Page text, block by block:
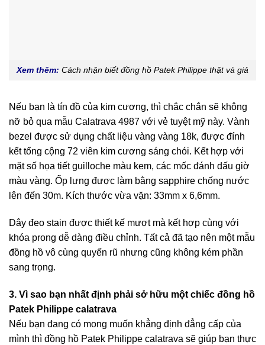
Xem thêm: Cách nhận biết đồng hồ Patek Philippe thật và giả
Nếu bạn là tín đồ của kim cương, thì chắc chắn sẽ không
nỡ bỏ qua mẫu Calatrava 4987 với vẻ tuyệt mỹ này. Vành
bezel được sử dụng chất liệu vàng vàng 18k, được đính
kết tổng cộng 72 viên kim cương sáng chói. Kết hợp với
mặt số họa tiết guilloche màu kem, các mốc đánh dấu giờ
màu vàng. Ốp lưng được làm bằng sapphire chống nước
lên đến 30m. Kích thước vừa vặn: 33mm x 6,6mm.
Dây đeo stain được thiết kế mượt mà kết hợp cùng với
khóa prong dễ dàng điều chỉnh. Tất cả đã tạo nên một mẫu
đồng hồ vô cùng quyến rũ nhưng cũng không kém phần
sang trọng.
3. Vì sao bạn nhất định phải sở hữu một chiếc đồng hồ
Patek Philippe calatrava
Nếu bạn đang có mong muốn khẳng định đẳng cấp của
mình thì đồng hồ Patek Philippe calatrava sẽ giúp bạn thực